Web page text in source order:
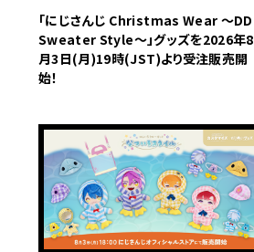
「にじさんじ Christmas Wear 〜DD
Sweater Style〜」グッズを2026年8
月3日(月)19時(JST)より受注販売開
始！